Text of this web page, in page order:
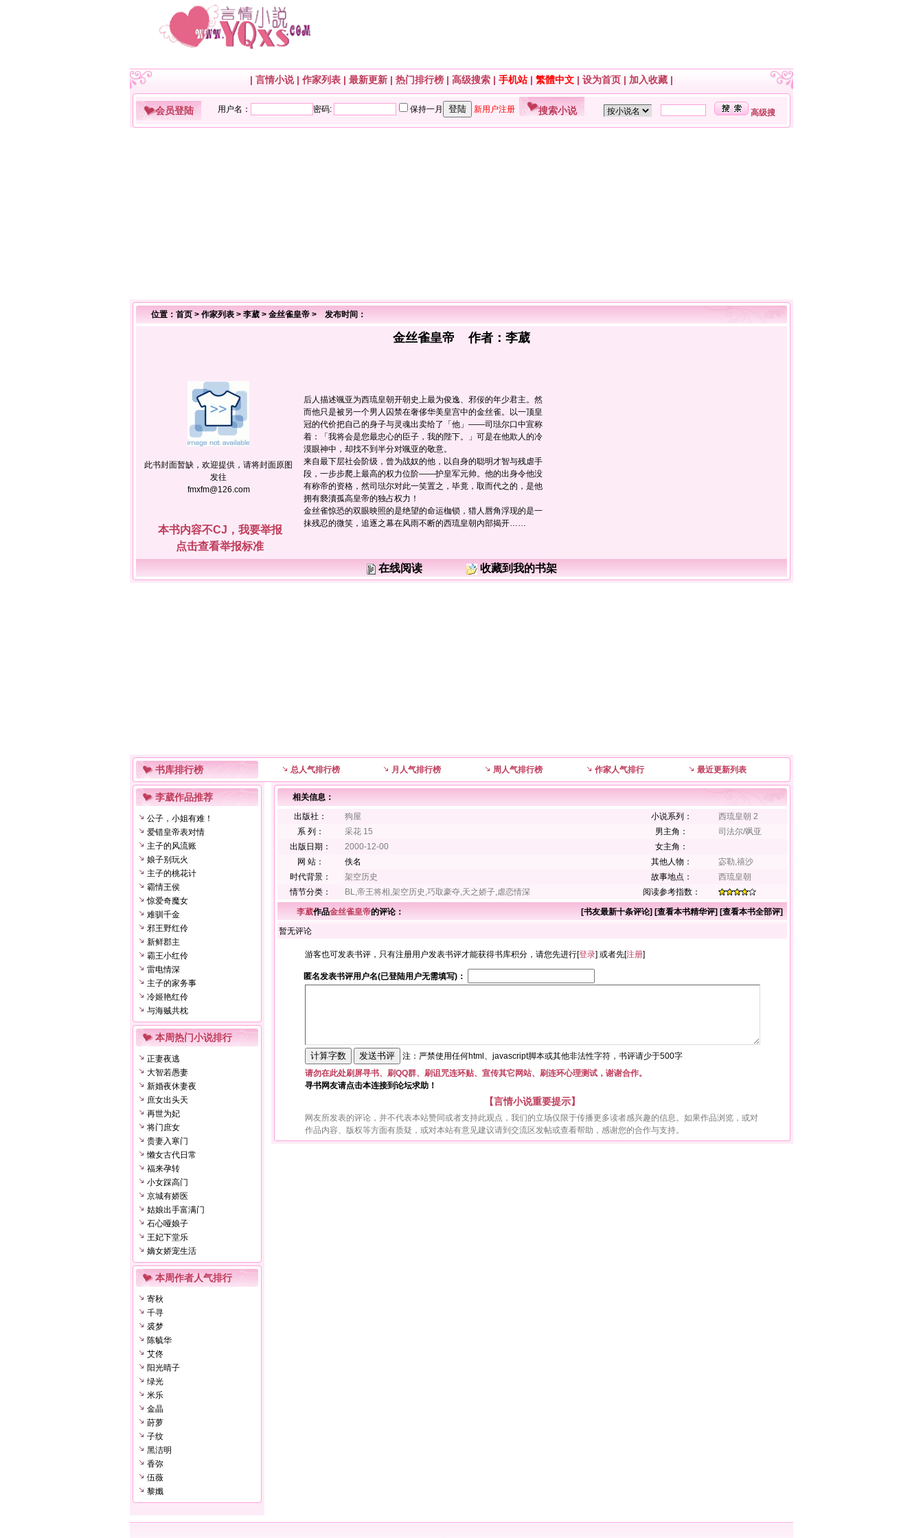
| 言情小说| 作家列表 | 最新更新 | 热门排行榜 | 高级搜索 | 手机站| 繁體中文 | 设为首页 | 加入收藏 |
会员登陆 搜索小说 高级搜
位置： 首页 > 作家列表 > 李葳 > 金丝雀皇帝 > 发布时间：
金丝雀皇帝 作者： 李葳
此书封面暂缺，欢迎提供，请将封面原图
发往
fmxfm@126.com
后人描述颯亚为西琉皇朝开朝史上最为俊逸、邪佞的年少君主。然
而他只是被另一个男人囚禁在奢侈华美皇宫中的金丝雀。以一顶皇
冠的代价把自己的身子与灵魂出卖给了「他」——司琺尔口中宣称
着：「我将会是您最忠心的臣子，我的陛下。」可是在他欺人的冷
漠眼神中，却找不到半分对颯亚的敬意。
来自最下层社会阶级，曾为战奴的他，以自身的聪明才智与残虐手
段，一步步爬上最高的权力位阶——护皇军元帅。他的出身令他没
有称帝的资格，然司琺尔对此一笑置之，毕竟，取而代之的，是他
拥有褻瀆孤高皇帝的独占权力！
金丝雀惊恐的双眼映照的是绝望的命运枷锁，猎人唇角浮现的是一
抹残忍的微笑，追逐之幕在风雨不断的西琉皇朝內部揭开……
本书内容不CJ，我要举报
点击查看举报标准
在线阅读
收藏到我的书架
书库排行榜 总人气排行榜 月人气排行榜 周人气排行榜 作家人气排行 最近更新列表
李葳作品推荐
公子，小姐有难！
爱错皇帝表对情
主子的风流账
娘子别玩火
主子的桃花计
霸情王侯
惊爱奇魔女
难驯千金
邪王野红伶
新鲜郡主
霸王小红伶
雷电情深
主子的家务事
冷姬艳红伶
与海贼共枕
本周热门小说排行
正妻夜逃
大智若愚妻
新婚夜休妻夜
庶女出头天
再世为妃
将门庶女
贵妻入寒门
懒女古代日常
福来孕转
小女踩高门
京城有娇医
姑娘出手富满门
石心哑娘子
王妃下堂乐
嫡女娇宠生活
本周作者人气排行
寄秋
千寻
裘梦
陈毓华
艾佟
阳光晴子
绿光
米乐
金晶
莳萝
子纹
黑洁明
香弥
伍薇
黎孅
相关信息：
出版社：
狗屋 小说系列：
西琉皇朝 2
系 列：
采花 15 男主角：
司法尔/飒亚
出版日期：
2000-12-00
女主角：
网 站：
佚名 其他人物：
宓勒,禧沙
时代背景：
架空历史 故事地点：
西琉皇朝
情节分类：
BL,帝王将相,架空历史,巧取豪夺,天之娇子,虐恋情深 阅读参考指数：
李葳作品金丝雀皇帝的评论： [书友最新十条评论] [查看本书精华评] [查看本书全部评]
暂无评论
游客也可发表书评，只有注册用户发表书评才能获得书库积分，请您先进行[登录] 或者先[注册]
匿名发表书评用户名(已登陆用户无需填写)：
注：严禁使用任何html、javascript脚本或其他非法性字符，书评请少于500字
请勿在此处刷屏寻书、刷QQ群、刷诅咒连环贴、宣传其它网站、刷连环心理测试，谢谢合作。
寻书网友请点击本连接到论坛求助！
【言情小说重要提示】
网友所发表的评论，并不代表本站赞同或者支持此观点，我们的立场仅限于传播更多读者感兴趣的信息。如果作品浏览，或对
作品内容、版权等方面有质疑，或对本站有意见建议请到交流区发帖或查看帮助，感谢您的合作与支持。